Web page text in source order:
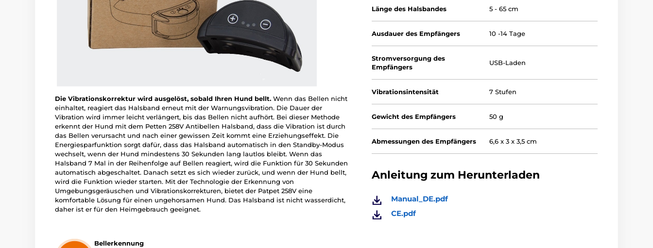
Die Vibrationskorrektur wird ausgelöst, sobald Ihren Hund bellt. Wenn das Bellen nicht
einhaltet, reagiert das Halsband erneut mit der Warnungsvibration. Die Dauer der
Vibration wird immer leicht verlängert, bis das Bellen nicht aufhört. Bei dieser Methode
erkennt der Hund mit dem Petten 258V Antibellen Halsband, dass die Vibration ist durch
das Bellen verursacht und nach einer gewissen Zeit kommt eine Erziehungseffekt. Die
Energiesparfunktion sorgt dafür, dass das Halsband automatisch in den Standby-Modus
wechselt, wenn der Hund mindestens 30 Sekunden lang lautlos bleibt. Wenn das
Halsband 7 Mal in der Reihenfolge auf Bellen reagiert, wird die Funktion für 30 Sekunden
automatisch abgeschaltet. Danach setzt es sich wieder zurück, und wenn der Hund bellt,
wird die Funktion wieder starten. Mit der Technologie der Erkennung von
Umgebungsgeräuschen und Vibrationskorrekturen, bietet der Patpet 258V eine
komfortable Lösung für einen ungehorsamen Hund. Das Halsband ist nicht wasserdicht,
daher ist er für den Heimgebrauch geeignet.
Bellerkennung
Länge des Halsbandes 5 - 65 cm
Ausdauer des Empfängers 10 -14 Tage
Stromversorgung des
Empfängers
USB-Laden
Vibrationsintensität 7 Stufen
Gewicht des Empfängers 50 g
Abmessungen des Empfängers 6,6 x 3 x 3,5 cm
Anleitung zum Herunterladen
Manual_DE.pdf
CE.pdf